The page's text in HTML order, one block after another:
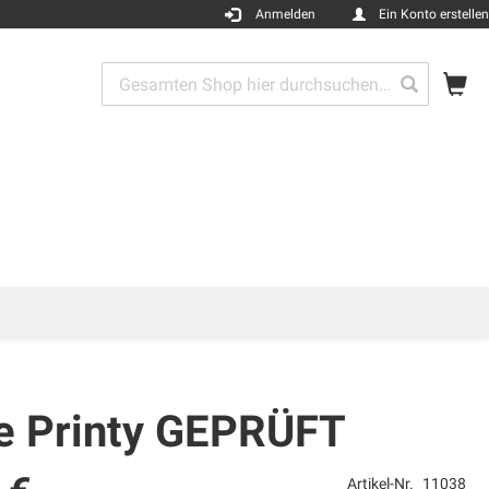
Anmelden Ein Konto erstellen
Search
Printy GEPRÜFT
Artikel-Nr. 11038